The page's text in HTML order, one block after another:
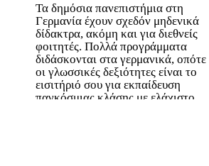
Τα δημόσια πανεπιστήμια στη
Γερμανία έχουν σχεδόν μηδενικά
δίδακτρα, ακόμη και για διεθνείς
φοιτητές. Πολλά προγράμματα
διδάσκονται στα γερμανικά, οπότε
οι γλωσσικές δεξιότητες είναι το
εισιτήριό σου για εκπαίδευση
παγκόσμιας κλάσης με ελάχιστο